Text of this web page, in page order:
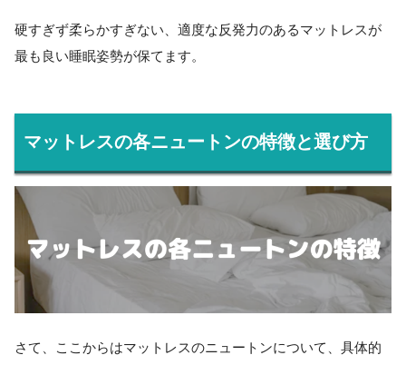
硬すぎず柔らかすぎない、適度な反発力のあるマットレスが
最も良い睡眠姿勢が保てます。
マットレスの各ニュートンの特徴と選び方
さて、ここからはマットレスのニュートンについて、具体的